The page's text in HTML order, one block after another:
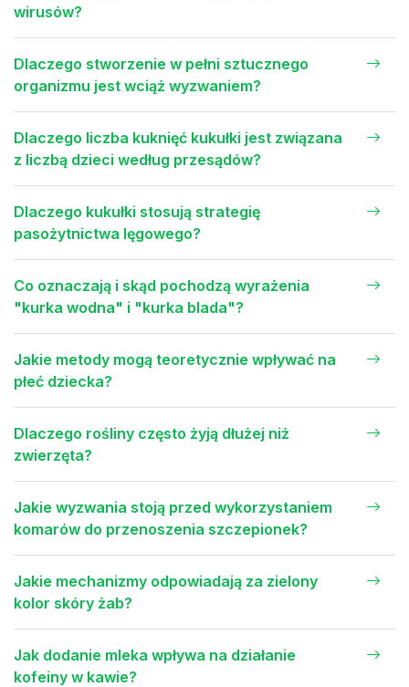
wirusów?
Dlaczego stworzenie w pełni sztucznego
organizmu jest wciąż wyzwaniem?
Dlaczego liczba kuknięć kukułki jest związana
z liczbą dzieci według przesądów?
Dlaczego kukułki stosują strategię
pasożytnictwa lęgowego?
Co oznaczają i skąd pochodzą wyrażenia
"kurka wodna" i "kurka blada"?
Jakie metody mogą teoretycznie wpływać na
płeć dziecka?
Dlaczego rośliny często żyją dłużej niż
zwierzęta?
Jakie wyzwania stoją przed wykorzystaniem
komarów do przenoszenia szczepionek?
Jakie mechanizmy odpowiadają za zielony
kolor skóry żab?
Jak dodanie mleka wpływa na działanie
kofeiny w kawie?